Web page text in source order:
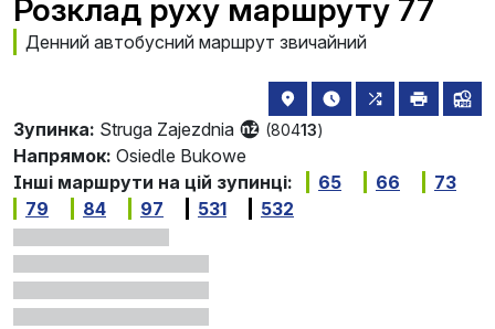
Розклад руху маршруту 77
Денний автобусний маршрут звичайний
Зупинка: Struga Zajezdnia (80413)
розташування зупинки на
найближчі
всі
Напрямок: Osiedle Bukowe
Інші маршрути на цій зупинці:
65 66
73
79
84 97 531 532